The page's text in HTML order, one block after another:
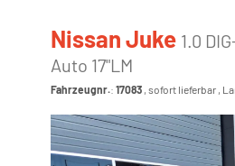
Nissan Juke 1.0
Auto 17"LM
Fahrzeugnr.: 17083 , sofort lieferbar ,